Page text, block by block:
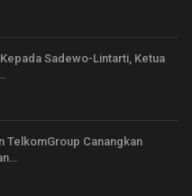
Sadewo-Lintarti, Ketua
TelkomGroup Canangkan